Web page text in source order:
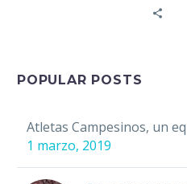
letras latinoamericanas.
POPULAR POSTS
Atletas Campesinos, un
1 marzo, 2019